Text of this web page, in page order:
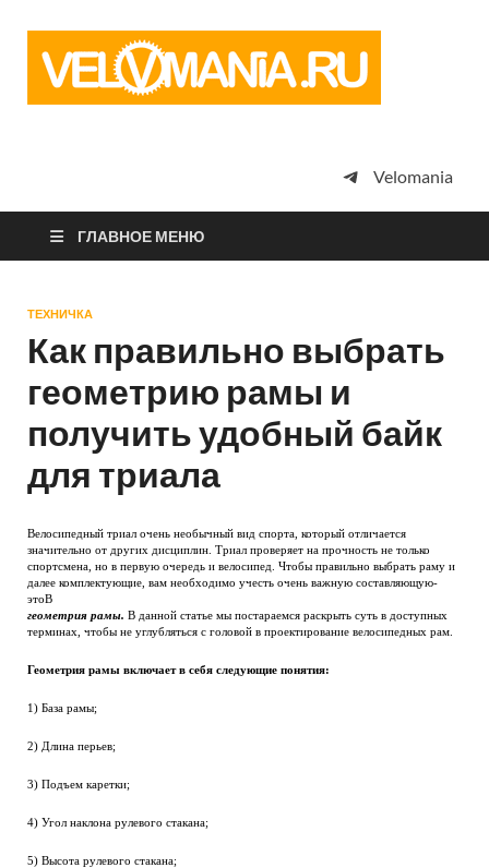
просто
Velomania
ГЛАВНОЕ МЕНЮ
ТЕХНИЧКА
Как правильно выбрать
геометрию рамы и
получить удобный байк
для триала
Велосипедный триал очень необычный вид спорта, который отличается
значительно от других дисциплин. Триал проверяет на прочность не только
спортсмена, но в первую очередь и велосипед. Чтобы правильно выбрать раму и
далее комплектующие, вам необходимо учесть очень важную составляющую-
этоВ
геометрия рамы. В данной статье мы постараемся раскрыть суть в доступных
терминах, чтобы не углубляться с головой в проектирование велосипедных рам.
Геометрия рамы включает в себя следующие понятия:
1) База рамы;
2) Длина перьев;
3) Подъем каретки;
4) Угол наклона рулевого стакана;
5) Высота рулевого стакана;